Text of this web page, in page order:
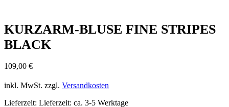
KURZARM-BLUSE FINE STRIPES
BLACK
109,00 €
inkl. MwSt. zzgl. Versandkosten
Lieferzeit: Lieferzeit: ca. 3-5 Werktage